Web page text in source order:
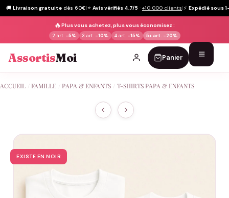
🚚 Livraison gratuite dès 60€|⭐ Avis vérifiés 4,7/5 · +10 000 clients|⚡ Expédié sous
🔥Plus vous achetez, plus vous économisez :
2 art. -5% 3 art. -10% 4 art. -15% 5+ art. -20%
AssortisMoi Panier
au
ACCUEIL FAMILLE PAPA & ENFANTS T-SHIRTS PAPA & ENFANTS
EXISTE EN NOIR